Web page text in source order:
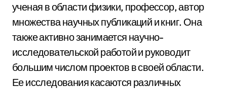
ученая в области физики, профессор, автор
множества научных публикаций и книг. Она
также активно занимается научно-
исследовательской работой и руководит
большим числом проектов в своей области.
Ее исследования касаются различных